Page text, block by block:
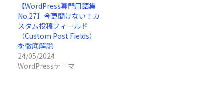
【WordPress専門用語集
No.27】今更聞けない！カ
スタム投稿フィールド
（Custom Post Fields）
を徹底解説
24/05/2024
WordPressテーマ